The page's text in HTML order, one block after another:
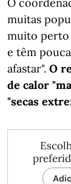
muitas
muito perto
e têm
afastar". O
de calor
"secas